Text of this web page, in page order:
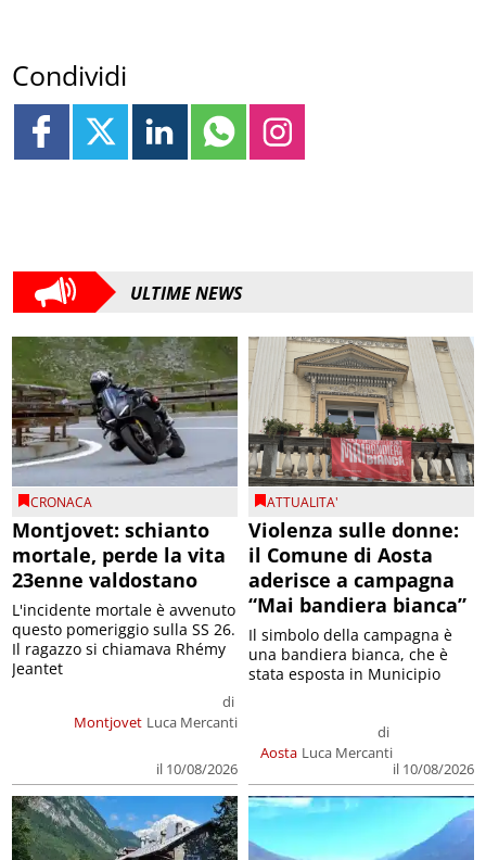
Condividi
ULTIME NEWS
CRONACA
Montjovet: schianto
mortale, perde la vita
23enne valdostano
Montjovet
di
Luca Mercanti
il 10/08/2026
L'incidente mortale è avvenuto
questo pomeriggio sulla SS 26.
Il ragazzo si chiamava Rhémy
Jeantet
ATTUALITA'
Violenza sulle donne:
il Comune di Aosta
aderisce a campagna
“Mai bandiera bianca”
Aosta
di
Luca Mercanti
il 10/08/2026
Il simbolo della campagna è
una bandiera bianca, che è
stata esposta in Municipio